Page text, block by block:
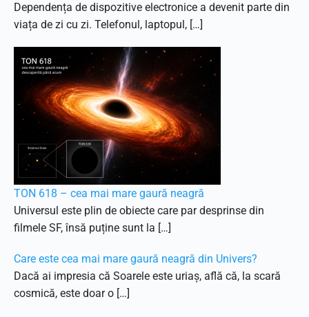
Dependența de dispozitive electronice a devenit parte din
viața de zi cu zi. Telefonul, laptopul, […]
TON 618 – cea mai mare gaură neagră
Universul este plin de obiecte care par desprinse din
filmele SF, însă puține sunt la […]
Care este cea mai mare gaură neagră din Univers?
Dacă ai impresia că Soarele este uriaș, află că, la scară
cosmică, este doar o […]